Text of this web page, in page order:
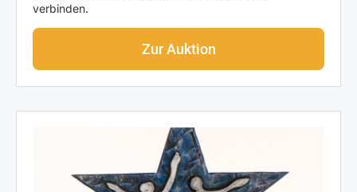
verbinden.
Zur Auktion